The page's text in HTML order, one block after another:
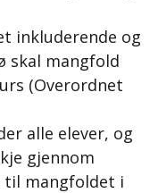
inkluderende og
skal mangfold
(Overordnet
alle elever, og
gjennom
til mangfoldet i